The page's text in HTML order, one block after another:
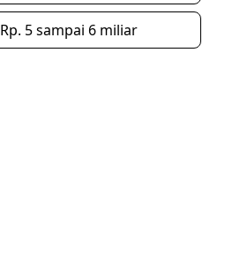
Rp. 5 sampai 6 miliar